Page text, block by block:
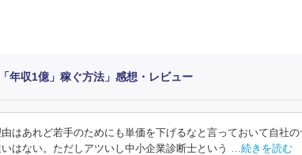
年収1億」稼ぐ方法」感想・レビュー
はあれど若手のためにも単価を下げるなと言っておいて自社
はない。ただしアツいし中小企業診断士という
…続きを読む